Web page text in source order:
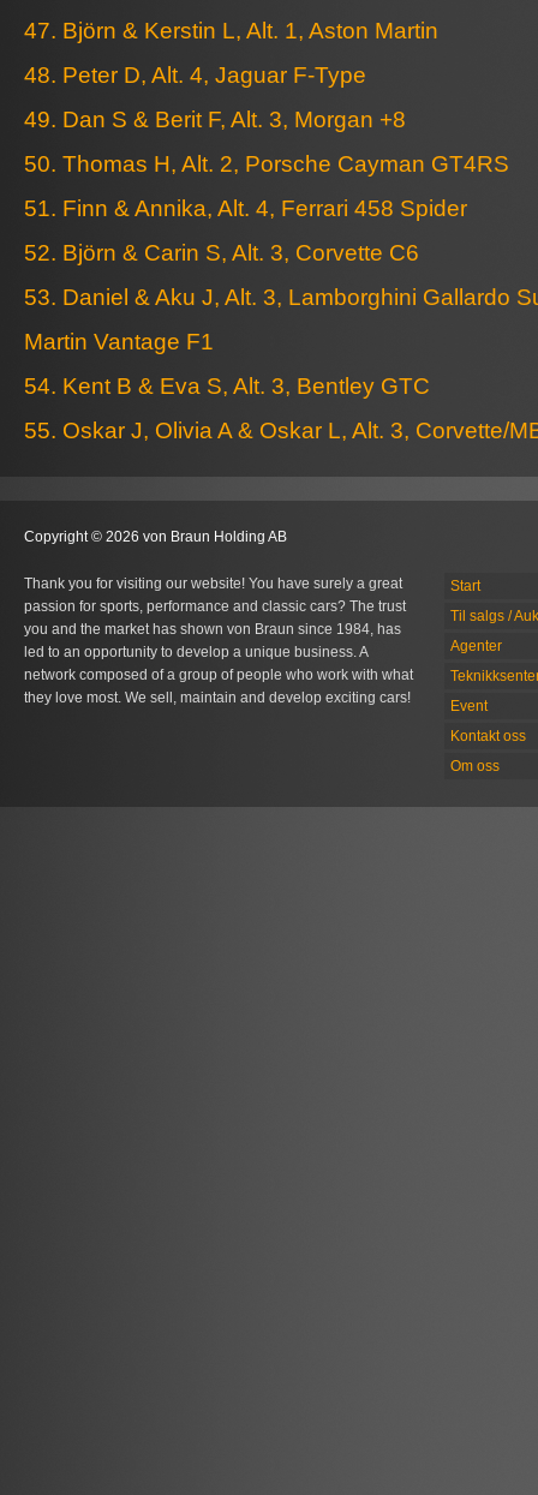
47. Björn & Kerstin L, Alt. 1, Aston Martin
48. Peter D, Alt. 4, Jaguar F-Type
49. Dan S & Berit F, Alt. 3, Morgan +8
50. Thomas H, Alt. 2, Porsche Cayman GT4RS
51. Finn & Annika, Alt. 4, Ferrari 458 Spider
52. Björn & Carin S, Alt. 3, Corvette C6
53. Daniel & Aku J, Alt. 3, Lamborghini Gallardo
Martin Vantage F1
54. Kent B & Eva S, Alt. 3, Bentley GTC
55. Oskar J, Olivia A & Oskar L, Alt. 3, Corvette/
Copyright © 2026 von Braun Holding AB
Thank you for visiting our website! You have surely a great
passion for sports, performance and classic cars? The trust
you and the market has shown von Braun since 1984, has
led to an opportunity to develop a unique business. A
network composed of a group of people who work with what
they love most. We sell, maintain and develop exciting cars!
Start
Til salgs /
Agenter
Event
Kontakt oss
Om oss